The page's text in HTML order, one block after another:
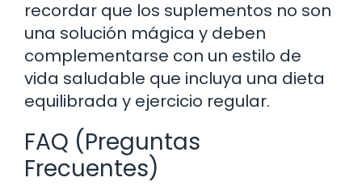
recordar que los suplementos no son
una solución mágica y deben
complementarse con un estilo de
vida saludable que incluya una dieta
equilibrada y ejercicio regular.
FAQ (Preguntas
Frecuentes)